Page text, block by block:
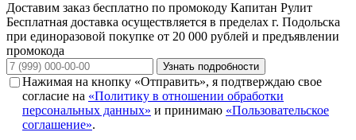
Доставим заказ бесплатно по промокоду Капитан Рулит
Бесплатная доставка осуществляется в пределах г. Подольска
при единоразовой покупке от 20 000 рублей и предъявлении
промокода
Узнать подробности
Нажимая на кнопку «Отправить», я подтверждаю свое
согласие на «Политику в отношении обработки
персональных данных» и принимаю «Пользовательское
соглашение».